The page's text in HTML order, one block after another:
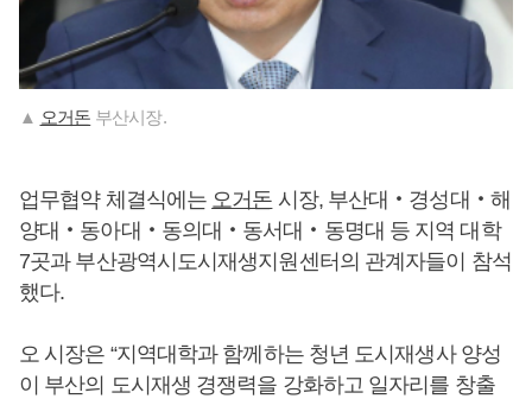
▲ 오거돈 부산시장.
업무협약 체결식에는 오거돈 시장, 부산대‧경성대‧해
양대‧동아대‧동의대‧동서대‧동명대 등 지역 대학
7곳과 부산광역시도시재생지원센터의 관계자들이 참석
했다.
오 시장은 “지역대학과 함께하는 청년 도시재생사 양성
이 부산의 도시재생 경쟁력을 강화하고 일자리를 창출